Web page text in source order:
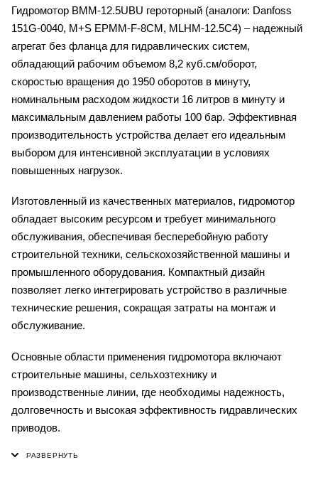
Гидромотор BMM-12.5UBU героторный (аналоги: Danfoss
151G-0040, M+S EPMM-F-8CM, MLHM-12.5C4) – надежный
агрегат без фланца для гидравлических систем,
обладающий рабочим объемом 8,2 куб.см/оборот,
скоростью вращения до 1950 оборотов в минуту,
номинальным расходом жидкости 16 литров в минуту и
максимальным давлением работы 100 бар. Эффективная
производительность устройства делает его идеальным
выбором для интенсивной эксплуатации в условиях
повышенных нагрузок.
Изготовленный из качественных материалов, гидромотор
обладает высоким ресурсом и требует минимального
обслуживания, обеспечивая бесперебойную работу
строительной техники, сельскохозяйственной машины и
промышленного оборудования. Компактный дизайн
позволяет легко интегрировать устройство в различные
технические решения, сокращая затраты на монтаж и
обслуживание.
Основные области применения гидромотора включают
строительные машины, сельхозтехнику и
производственные линии, где необходимы надежность,
долговечность и высокая эффективность гидравлических
приводов.